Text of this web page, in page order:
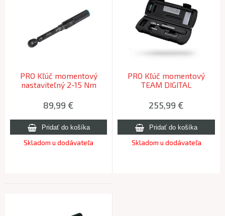
PRO Kľúč momentový
nastaviteľný 2-15 Nm
89,99 €
Skladom u dodávateľa
PRO Kľúč momentový
TEAM DIGITAL
255,99 €
Skladom u dodávateľa